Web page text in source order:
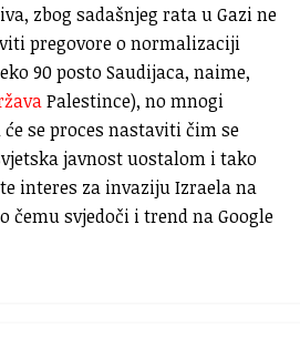
zbog sadašnjeg rata u Gazi ne
pregovore o normalizaciji
90 posto Saudijaca, naime,
Palestince), no mnogi
se proces nastaviti čim se
javnost uostalom i tako
interes za invaziju Izraela na
čemu svjedoči i trend na Google